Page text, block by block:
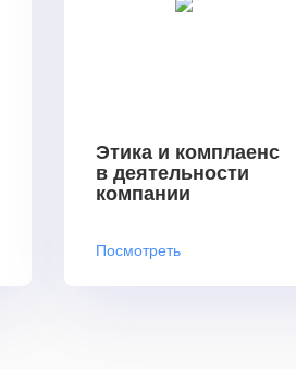
Этика и комплаенс
в деятельности
компании
Посмотреть